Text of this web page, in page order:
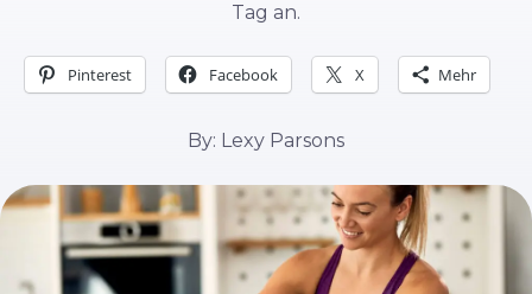
Tag an.
Pinterest Facebook X Mehr
By: Lexy Parsons